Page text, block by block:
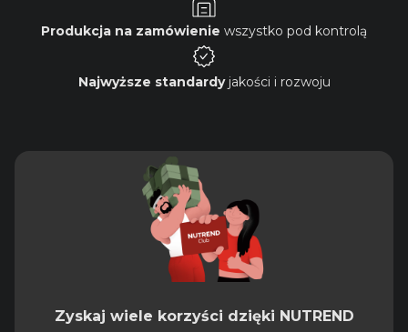
Produkcja na zamówienie wszystko pod kontrolą
Najwyższe standardyjakości i rozwoju
Zyskaj wiele korzyści dzięki NUTREND